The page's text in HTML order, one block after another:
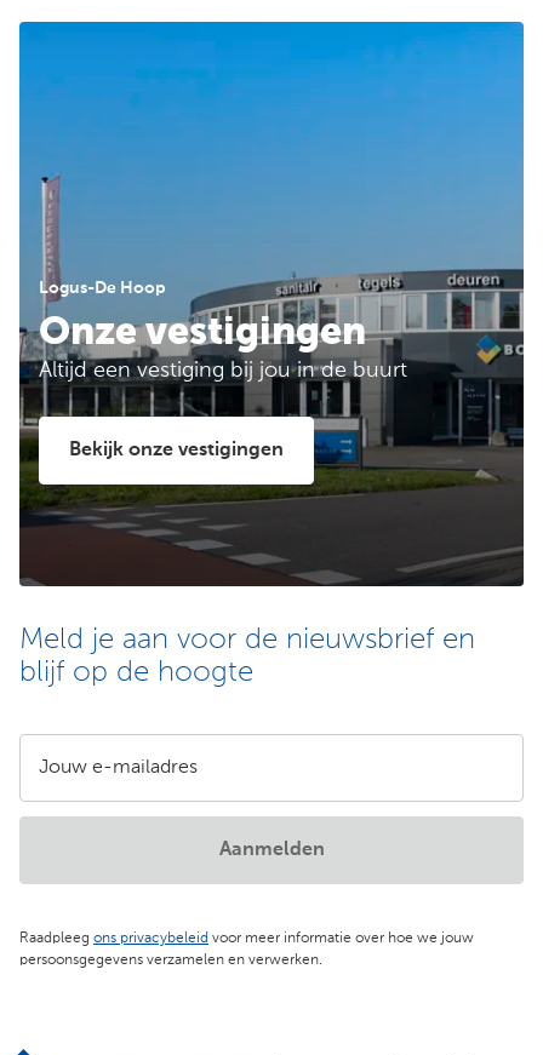
Logus-De Hoop
Onze vestigingen
Altijd een vestiging bij jou in de buurt
Bekijk onze vestigingen
Meld je aan voor de nieuwsbrief en
blijf op de hoogte
Jouw e-mailadres
Raadpleeg ons privacybeleid voor meer informatie over hoe we jouw
persoonsgegevens verzamelen en verwerken.
Aanmelden